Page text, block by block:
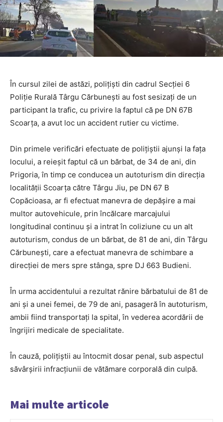
În cursul zilei de astăzi, polițiști din cadrul Secţiei 6
Poliţie Rurală Târgu Cărbuneşti au fost sesizaţi de un
participant la trafic, cu privire la faptul că pe DN 67B
Scoarţa, a avut loc un accident rutier cu victime.
Din primele verificări efectuate de polițiștii ajunși la fața
locului, a reieșit faptul că un bărbat, de 34 de ani, din
Prigoria, în timp ce conducea un autoturism din direcţia
localității Scoarţa către Târgu Jiu, pe DN 67 B
Copăcioasa, ar fi efectuat manevra de depăşire a mai
multor autovehicule, prin încălcare marcajului
longitudinal continuu şi a intrat în coliziune cu un alt
autoturism, condus de un bărbat, de 81 de ani, din Târgu
Cărbuneşti, care a efectuat manevra de schimbare a
direcţiei de mers spre stânga, spre DJ 663 Budieni.
În urma accidentului a rezultat rănire bărbatului de 81 de
ani și a unei femei, de 79 de ani, pasageră în autoturism,
ambii fiind transportați la spital, în vederea acordării de
îngrijiri medicale de specialitate.
În cauză, polițiștii au întocmit dosar penal, sub aspectul
săvârșirii infracțiunii de vătămare corporală din culpă.
Mai multe articole